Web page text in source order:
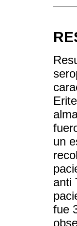
un
anti
fue